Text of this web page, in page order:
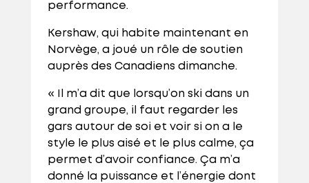
performance.
Kershaw, qui habite maintenant en
Norvège, a joué un rôle de soutien
auprès des Canadiens dimanche.
« Il m’a dit que lorsqu’on ski dans un
grand groupe, il faut regarder les
gars autour de soi et voir si on a le
style le plus aisé et le plus calme, ça
permet d’avoir confiance. Ça m’a
donné la puissance et l’énergie dont